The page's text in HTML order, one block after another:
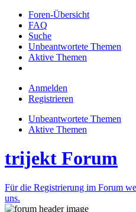
Foren-Übersicht
FAQ
Suche
Unbeantwortete Themen
Aktive Themen
Anmelden
Registrieren
Unbeantwortete Themen
Aktive Themen
trijekt Forum
Für die Registrierung im Forum
uns.